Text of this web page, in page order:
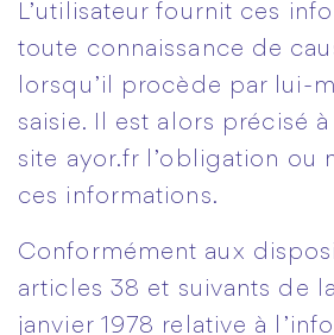
L’utilisateur fournit ces
toute connaissance de
lorsqu’il procède par lui-
saisie. Il est alors précisé
site ayor.fr l’obligation ou
ces informations.
Conformément aux
articles 38 et suivants de
janvier 1978 relative à